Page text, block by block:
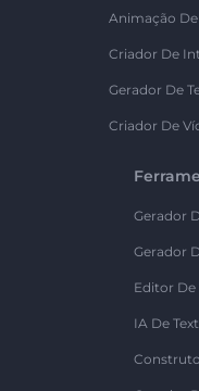
Animação
Criador De
Gerador De
Criador De
Gerador
Gerador
Editor
IA De